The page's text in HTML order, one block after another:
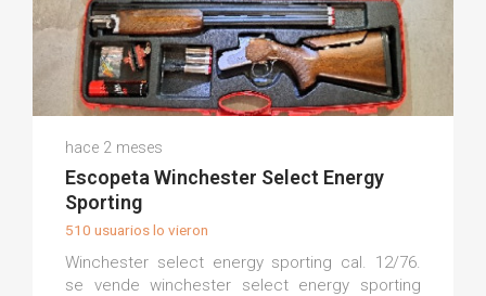
(0)
hace 2 meses
Escopeta Winchester Select Energy
Sporting
510 usuarios lo vieron
Winchester select energy sporting cal. 12/76.
se vende winchester select energy sporting